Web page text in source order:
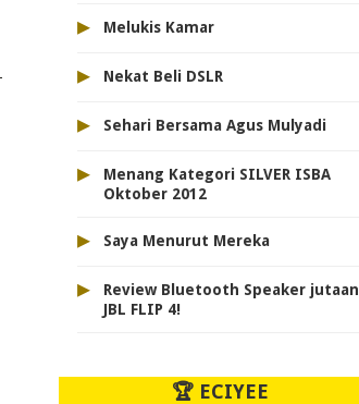
▸ Melukis Kamar
▸ Nekat Beli DSLR
▸ Sehari Bersama Agus Mulyadi
▸
Menang Kategori SILVER ISBA
Oktober 2012
▸ Saya Menurut Mereka
▸
Review Bluetooth Speaker jutaan
JBL FLIP 4!
🏆 ECIYEE